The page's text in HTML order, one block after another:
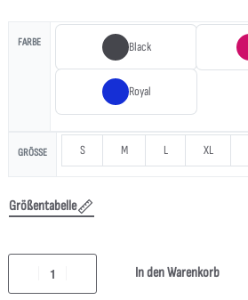
FARBE Black
Royal
GRÖSSE S M L XL
Größentabelle
In den Warenkorb